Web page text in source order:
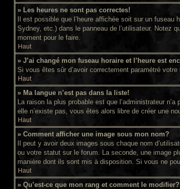
» Les heures ne sont pas correctes!
Il est possible que l’heure affichée soit sur un
Sydney, etc.) dans le panneau de l’utilisateur. Notez
moment pour le faire.
Haut
» J’ai changé mon fuseau horaire et l’heure est
Si vous êtes sûr d’avoir correctement paramétré
Haut
» Ma langue n’est pas dans la liste!
La raison la plus probable est que l’administrateur
elle n’existe pas, vous êtes alors libre de créer une
Haut
» Comment afficher une image sous mon nom?
Il peut y avoir deux images sous chaque nom
ou votre statut sur le forum. La seconde, une image
manière dont ils sont mis à disposition. Si vous ne
Haut
» Qu’est-ce que mon rang et comment le modifier?